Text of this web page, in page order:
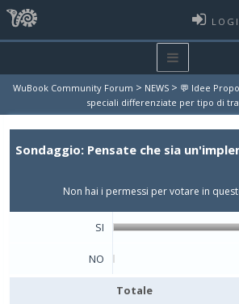
WuBook Community Forum > NEWS > 💬 Idee
speciali differenziate per tipo di
Sondaggio: Pensate che sia
Non hai i permessi per votare in
SI
NO
Totale